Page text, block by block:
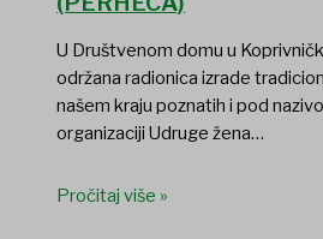
U Društvenom domu u
održana radionica izrade
našem kraju poznatih i pod
organizaciji Udruge žena…
Pročitaj više »